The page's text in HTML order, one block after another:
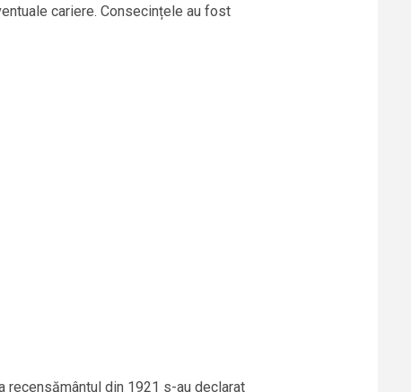
cariere. Consecințele au fost
recensământul din 1921 s-au declarat